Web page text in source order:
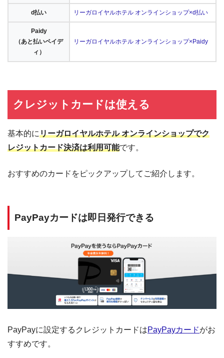
d払い リーガロイヤルホテル オンラインショップ×d払い
Paidy
（あと払いペイデ
ィ）
リーガロイヤルホテル オンラインショップ×Paidy
クレジットカードは使える
基本的にリーガロイヤルホテル オンラインショップでク
レジットカード決済は利用可能です。
おすすめのカードをピックアップしてご紹介します。
PayPayカードは即日発行できる
PayPayに設定するクレジットカードはPayPayカードがお
すすめです。